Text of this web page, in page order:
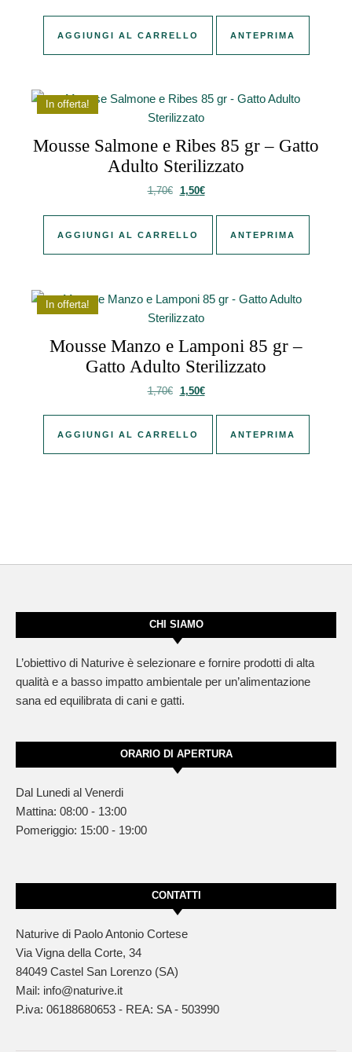
AGGIUNGI AL CARRELLO ANTEPRIMA
In offerta!
Mousse Salmone e Ribes 85 gr – Gatto
Adulto Sterilizzato
1,70€ Il prezzo originale era: 1,70€.
1,50€Il prezzo attuale è: 1,50€.
AGGIUNGI AL CARRELLO ANTEPRIMA
In offerta!
Mousse Manzo e Lamponi 85 gr –
Gatto Adulto Sterilizzato
1,70€ Il prezzo originale era: 1,70€.
1,50€Il prezzo attuale è: 1,50€.
AGGIUNGI AL CARRELLO ANTEPRIMA
CHI SIAMO
L’obiettivo di Naturive è selezionare e fornire prodotti di alta
qualità e a basso impatto ambientale per un’alimentazione
sana ed equilibrata di cani e gatti.
ORARIO DI APERTURA
Dal Lunedi al Venerdi
Mattina: 08:00 - 13:00
Pomeriggio: 15:00 - 19:00
CONTATTI
Naturive di Paolo Antonio Cortese
Via Vigna della Corte, 34
84049 Castel San Lorenzo (SA)
Mail: info@naturive.it
P.iva: 06188680653 - REA: SA - 503990